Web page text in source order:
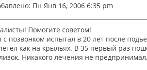
Пн Янв 16, 2006 6:35 pm
Помогите советом!
позвонком испытал в 20 лет после
как на крыльях. В 35 первый раз
Никакого лечения не